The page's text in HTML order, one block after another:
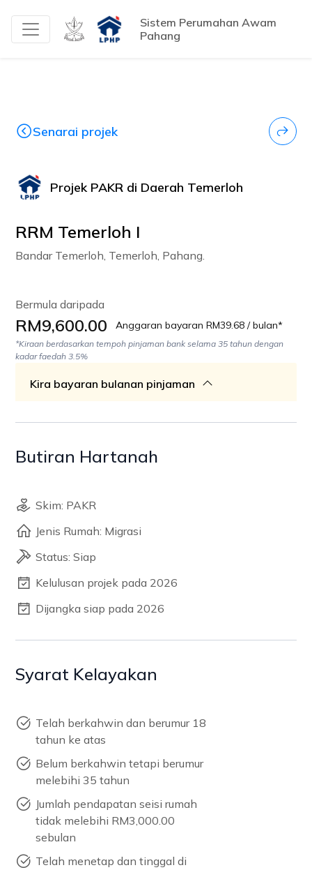
Sistem Perumahan Awam
Pahang
Senarai projek
Projek PAKR di Daerah Temerloh
RRM Temerloh I
Bandar Temerloh, Temerloh, Pahang.
Bermula daripada
RM9,600.00Anggaran bayaran RM39.68 / bulan*
*Kiraan berdasarkan tempoh pinjaman bank selama 35 tahun dengan
kadar faedah 3.5%
Kira bayaran bulanan pinjaman
Butiran Hartanah
Skim: PAKR
Jenis Rumah: Migrasi
Status: Siap
Kelulusan projek pada 2026
Dijangka siap pada 2026
Syarat Kelayakan
Telah berkahwin dan berumur 18
tahun ke atas
Belum berkahwin tetapi berumur
melebihi 35 tahun
Jumlah pendapatan seisi rumah
tidak melebihi RM3,000.00
sebulan
Telah menetap dan tinggal di